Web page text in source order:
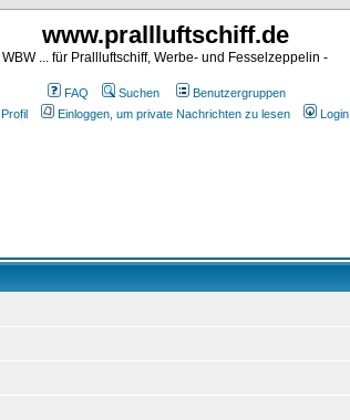
www.prallluftschiff.de
WBW ... für Prallluftschiff, Werbe- und Fesselzeppelin -
FAQ Suchen
Benutzergruppen
Profil
Einloggen, um private Nachrichten zu lesen Login